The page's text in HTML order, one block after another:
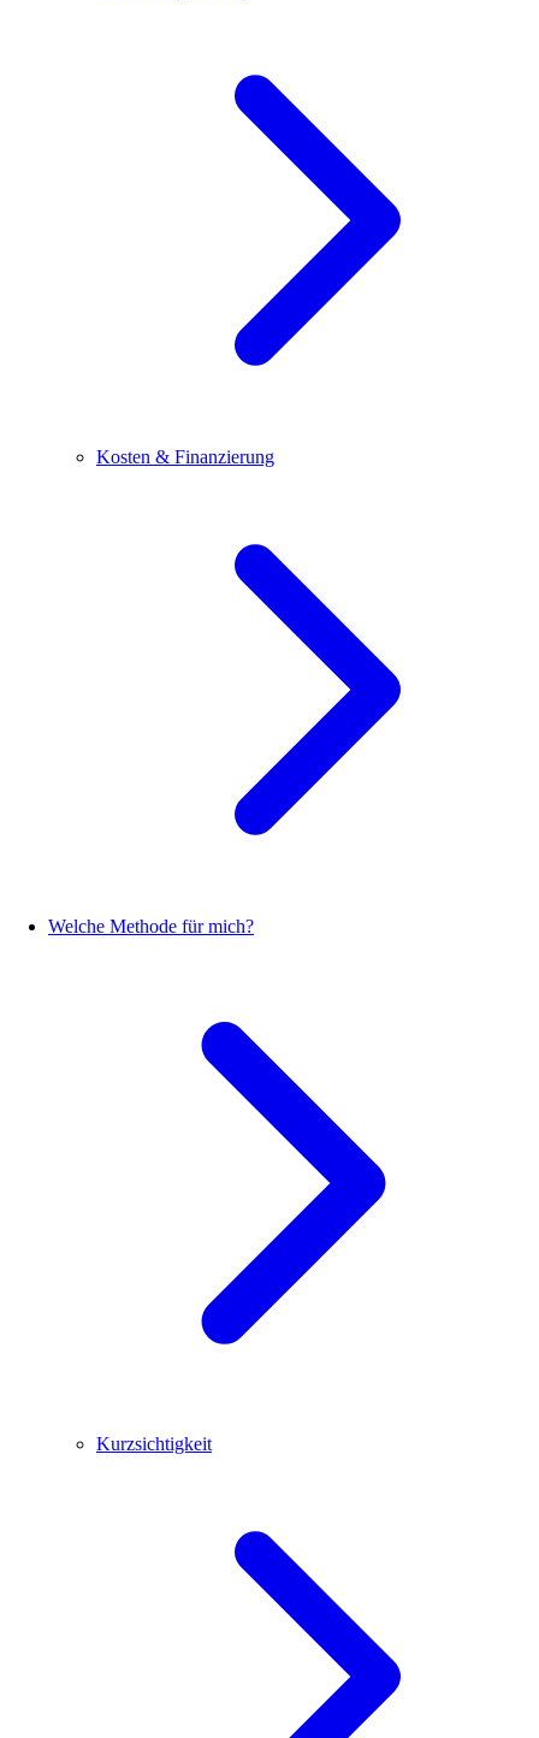
Kosten & Finanzierung
Welche Methode für mich?
Kurzsichtigkeit